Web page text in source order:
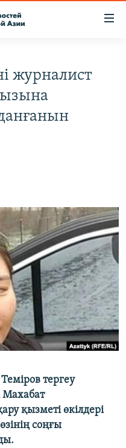
журналист
тергеу
Махабат
қызметі өкілдері
соңғы